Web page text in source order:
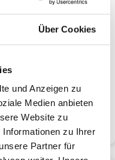
Über Cookies
und Anzeigen zu
Medien anbieten
Website zu
zu Ihrer
Partner für
Bausperrung für
Stellwerk
Bahn
intensiver
NRW-
• Terminierung
Auswirkungen
rund um Bahnknoten...